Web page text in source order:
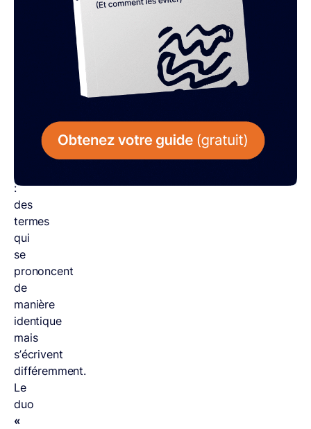
travers
:
des
termes
qui
se
prononcent
de
manière
identique
mais
s’écrivent
différemment.
Le
duo
«